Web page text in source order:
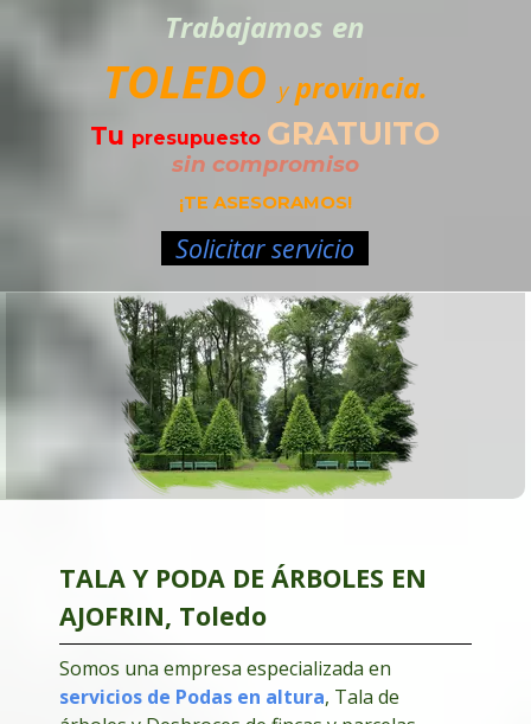
Trabajamos en
TOLEDO yprovincia.
Tu presupuesto GRATUITO
sin compromiso
¡TE ASESORAMOS!
Solicitar servicio
TALA Y PODA DE ÁRBOLES EN
AJOFRIN, Toledo
Somos una empresa especializada en
servicios de Podas en altura, Tala de